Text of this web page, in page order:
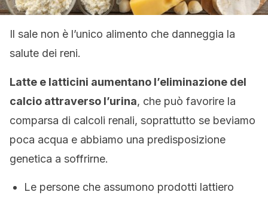
Il sale non è l’unico alimento che danneggia la
salute dei reni.
Latte e latticini aumentano l’eliminazione del
calcio attraverso l’urina, che può favorire la
comparsa di calcoli renali, soprattutto se beviamo
poca acqua e abbiamo una predisposizione
genetica a soffrirne.
Le persone che assumono prodotti lattiero